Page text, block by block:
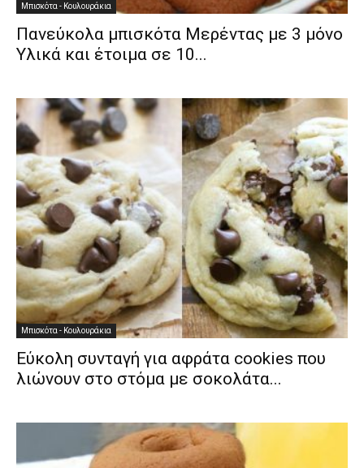
Μπισκότα - Κουλουράκια
Πανεύκολα μπισκότα Μερέντας με 3 μόνο
Υλικά και έτοιμα σε 10...
Μπισκότα - Κουλουράκια
Εύκολη συνταγή για αφράτα cookies που
λιώνουν στο στόμα με σοκολάτα...